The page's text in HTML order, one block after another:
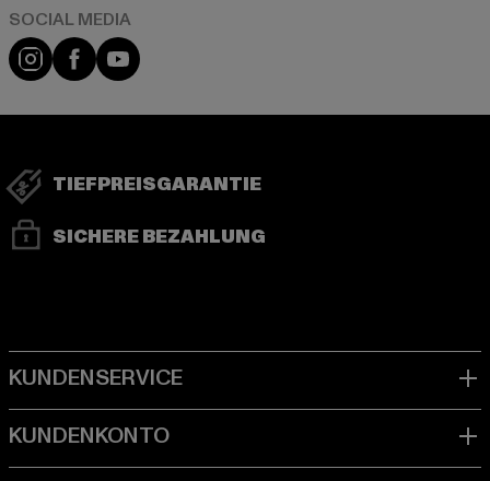
Instagram
FacebookYouTube
TIEFPREISGARANTIE
SICHERE BEZAHLUNG